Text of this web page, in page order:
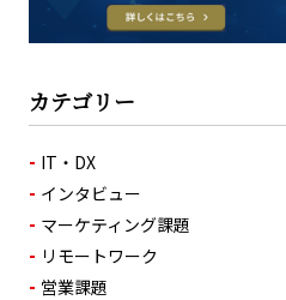
カテゴリー
IT・DX
インタビュー
マーケティング課題
リモートワーク
営業課題